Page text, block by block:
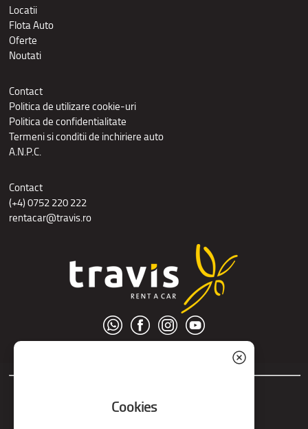
Locatii
Flota Auto
Oferte
Noutati
Contact
Politica de utilizare cookie-uri
Politica de confidentialitate
Termeni si conditii de inchiriere auto
A.N.P.C.
Contact
(+4) 0752 220 222
rentacar@travis.ro
Cookies